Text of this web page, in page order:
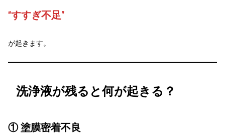
“すすぎ不足”
が起きます。
洗浄液が残ると何が起きる？
① 塗膜密着不良